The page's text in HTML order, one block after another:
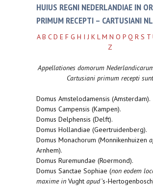
HUIUS REGNI NEDERLANDIAE IN
PRIMUM RECEPTI – CARTUSIANI NL
A B C D E F G H I J K L M N O P Q R S T
Z
Appellationes domorum
Cartusiani primum recepti sunt
Domus Amstelodamensis (Amsterdam).
Domus Campensis (Kampen).
Domus Delphensis (Delft).
Domus Hollandiae (Geertruidenberg).
Domus Monachorum (Monnikenhuizen
Arnhem).
Domus Ruremundae (Roermond).
Domus Sanctae Sophiae (non eodem
maxime in Vught apud’s-